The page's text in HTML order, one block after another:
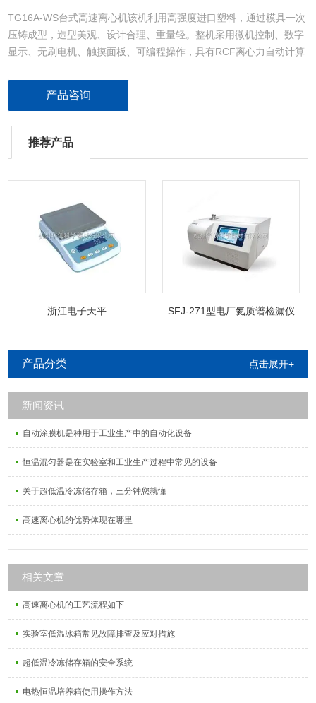
TG16A-WS台式高速离心机该机利用高强度进口塑料，通过模具一次
压铸成型，造型美观、设计合理、重量轻。整机采用微机控制、数字
显示、无刷电机、触摸面板、可编程操作，具有RCF离心力自动计算
产品咨询
推荐产品
浙江电子天平 SFJ-271型电厂氦质谱检漏仪
产品分类 点击展开+
新闻资讯
自动涂膜机是种用于工业生产中的自动化设备
恒温混匀器是在实验室和工业生产过程中常见的设备
关于超低温冷冻储存箱，三分钟您就懂
高速离心机的优势体现在哪里
相关文章
高速离心机的工艺流程如下
实验室低温冰箱常见故障排查及应对措施
超低温冷冻储存箱的安全系统
电热恒温培养箱使用操作方法